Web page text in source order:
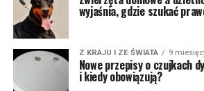
wyjaśnia, gdzie szukać
Z KRAJU I ZE ŚWIATA 9
Nowe przepisy o czujkach
i kiedy obowiązują?